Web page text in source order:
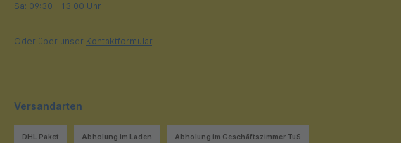
Sa: 09:30 - 13:00 Uhr
Oder über unser Kontaktformular.
Versandarten
DHL Paket Abholung im Laden Abholung im Geschäftszimmer TuS